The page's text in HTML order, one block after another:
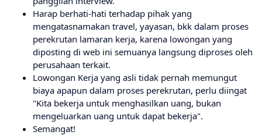
Harap berhati-hati terhadap pihak yang
mengatasnamakan travel, yayasan, bkk dalam proses
perekrutan lamaran kerja, karena lowongan yang
diposting di web ini semuanya langsung diproses oleh
perusahaan terkait.
Lowongan Kerja yang asli tidak pernah memungut
biaya apapun dalam proses perekrutan, perlu diingat
"Kita bekerja untuk menghasilkan uang, bukan
mengeluarkan uang untuk dapat bekerja".
Semangat!